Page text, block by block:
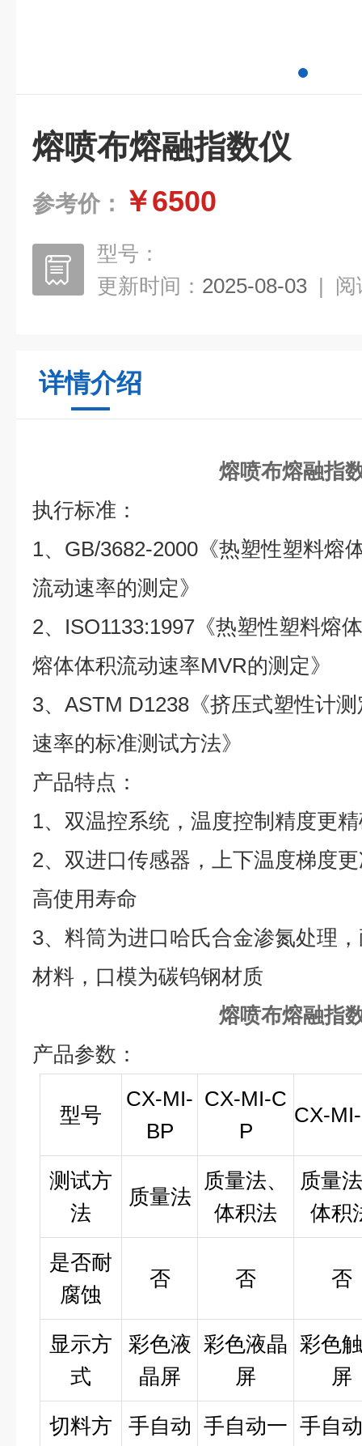
熔喷布熔融指数仪
参考价： ￥6500
型号：
更新时间： 2025-08-03 | 阅
详情介绍
熔喷布熔融指
执行标准：
1、GB/3682-2000《热塑性塑料熔
流动速率的测定》
2、ISO1133:1997《热塑性塑料熔
熔体体积流动速率MVR的测定》
3、ASTM D1238《挤压式塑性计
速率的标准测试方法》
产品特点：
1、双温控系统，温度控制精度更
2、双进口传感器，上下温度梯度
高使用寿命
3、料筒为进口哈氏合金渗氮处理
材料，口模为碳钨钢材质
熔喷布熔融指
产品参数：
型号
CX-MI-
BP
CX-MI-C
P
CX-
测试方
法
质量法
质量法、
体积法
质量
体积
是否耐
腐蚀
否 否 否
显示方
式
彩色液
晶屏
彩色液晶
屏
彩色
屏
切料方 手自动 手自动一 手自